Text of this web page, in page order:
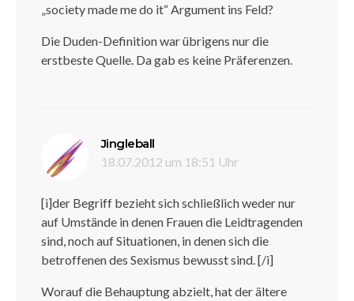
„society made me do it“ Argument ins Feld?
Die Duden-Definition war übrigens nur die
erstbeste Quelle. Da gab es keine Präferenzen.
Jingleball
18.07.2012 um 18:51 Uhr
[i]der Begriff bezieht sich schließlich weder nur
auf Umstände in denen Frauen die Leidtragenden
sind, noch auf Situationen, in denen sich die
betroffenen des Sexismus bewusst sind. [/i]
Worauf die Behauptung abzielt, hat der ältere